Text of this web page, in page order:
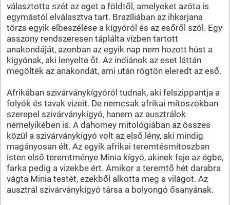
választotta szét az eget a földtől, amelyeket azóta is
egymástól elválasztva tart. Brazíliában az ihkarjana
törzs egyik elbeszélése a kígyóról és az esőről szól. Egy
asszony rendszeresen táplálta vízben tartott
anakondáját, azonban az egyik nap nem hozott húst a
kígyónak, aki lenyelte őt. Az indiánok az eset láttán
megölték az anakondát, ami után rögtön eleredt az eső.
Afrikában szivárványkígyóról tudnak, aki felszippantja a
folyók és tavak vizeit. De nemcsak afrikai mítoszokban
szerepel szivárványkígyó, hanem az ausztrálok
némelyikében is. A dahomey mitológiában az összes
közül a szivárványkígyó volt az első lény, aki mindig
magányosan élt. Az egyik afrikai teremtésmítoszban
isten első teremtménye Minia kígyó, akinek feje az égbe,
farka pedig a vizekbe ért. Amikor a teremtő hét darabra
vágta Minia testét, ezekből alkotta meg a világot. Az
ausztrál szivárványkígyó társa a bolyongó ősanyának.